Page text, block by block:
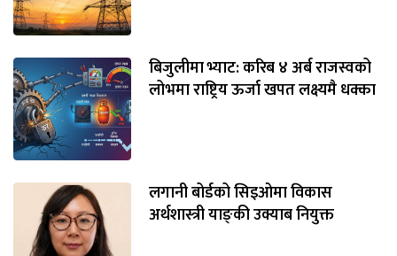
बिजुलीमा भ्याट: करिब ४ अर्ब राजस्वको
लोभमा राष्ट्रिय ऊर्जा खपत लक्ष्यमै धक्का
लगानी बोर्डको सिइओमा विकास
अर्थशास्त्री याङ्‌की उक्याब नियुक्त